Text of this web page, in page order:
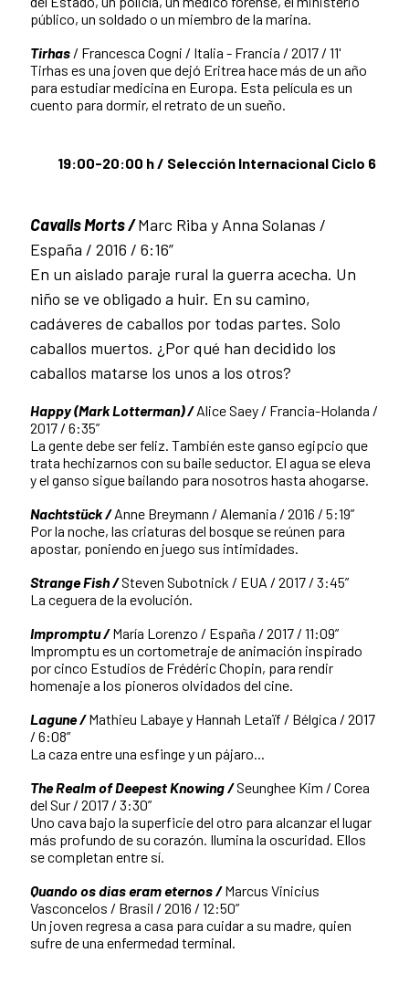
público, un soldado o un miembro de la marina.
Tirhas / Francesca Cogni / Italia - Francia / 2017 / 11'
Tirhas es una joven que dejó Eritrea hace más de un año
para estudiar medicina en Europa. Esta película es un
cuento para dormir, el retrato de un sueño.
19:00-20:00 h / Selección Internacional Ciclo 6
Cavalls Morts /Marc Riba y Anna Solanas /
España / 2016 / 6:16”
En un aislado paraje rural la guerra acecha. Un
niño se ve obligado a huir. En su camino,
cadáveres de caballos por todas partes. Solo
caballos muertos. ¿Por qué han decidido los
caballos matarse los unos a los otros?
Happy (Mark Lotterman) /Alice Saey / Francia-Holanda /
2017 / 6:35”
La gente debe ser feliz. También este ganso egipcio que
trata hechizarnos con su baile seductor. El agua se eleva
y el ganso sigue bailando para nosotros hasta ahogarse.
Nachtstück /Anne Breymann / Alemania / 2016 / 5:19”
Por la noche, las criaturas del bosque se reúnen para
apostar, poniendo en juego sus intimidades.
Strange Fish /Steven Subotnick / EUA / 2017 / 3:45”
La ceguera de la evolución.
Impromptu /María Lorenzo / España / 2017 / 11:09”
Impromptu es un cortometraje de animación inspirado
por cinco Estudios de Frédéric Chopin, para rendir
homenaje a los pioneros olvidados del cine.
Lagune /Mathieu Labaye y Hannah Letaïf / Bélgica / 2017
/ 6:08”
La caza entre una esfinge y un pájaro...
The Realm of Deepest Knowing /Seunghee Kim / Corea
del Sur / 2017 / 3:30”
Uno cava bajo la superficie del otro para alcanzar el lugar
más profundo de su corazón. Ilumina la oscuridad. Ellos
se completan entre sí.
Quando os dias eram eternos /Marcus Vinicius
Vasconcelos / Brasil / 2016 / 12:50”
Un joven regresa a casa para cuidar a su madre, quien
sufre de una enfermedad terminal.